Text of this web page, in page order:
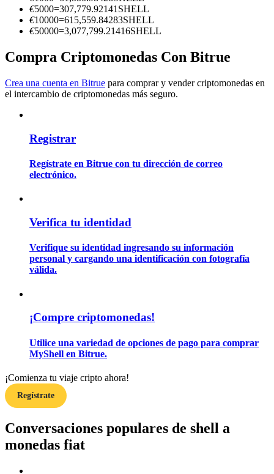
Información
Guía
Estrategias comerciales
Aprenda cómo mantenerse rentable
Earn
€5000=307,779.92141 SHELL
€10000=615,559.84283SHELL
€50000=3,077,799.21416SHELL
Compra Criptomonedas Con Bitrue
Crea una cuenta en Bitrue para comprar y vender criptomonedas en
el intercambio de criptomonedas más seguro.
Registrar
Regístrate en Bitrue con tu dirección de correo
electrónico.
Verifica tu identidad
Verifique su identidad ingresando su información
personal y cargando una identificación con fotografía
válida.
¡Compre criptomonedas!
Utilice una variedad de opciones de pago para comprar
MyShell en Bitrue.
¡Comienza tu viaje cripto ahora!
Regístrate
Conversaciones populares de shell a
monedas fiat